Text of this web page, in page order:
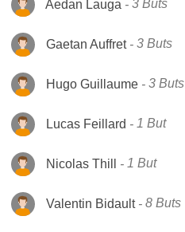
Aedan Lauga 3 Buts
Gaetan Auffret 3 Buts
Hugo Guillaume 3 Buts
Lucas Feillard 1 But
Nicolas Thill 1 But
Valentin Bidault 8 Buts